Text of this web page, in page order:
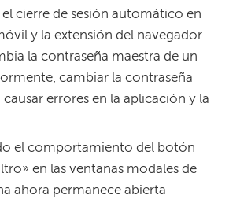
el cierre de sesión automático en
y la extensión del navegador
la contraseña maestra de un
cambiar la contraseña
errores en la aplicación y la
el comportamiento del botón
en las ventanas modales de
ahora permanece abierta